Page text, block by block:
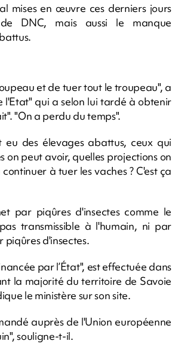
mises en œuvre ces derniers jours
DNC, mais aussi le manque
et de tuer tout le troupeau", a
l'Etat" qui a selon lui tardé à obtenir
"On a perdu du temps".
des élevages abattus, ceux qui
peut avoir, quelles projections on
à tuer les vaches ? C'est ça
par piqûres d'insectes comme le
transmissible à l'humain, ni par
piqûres d'insectes.
par l’État", est effectuée dans
la majorité du territoire de Savoie
le ministère sur son site.
auprès de l'Union européenne
souligne-t-il.